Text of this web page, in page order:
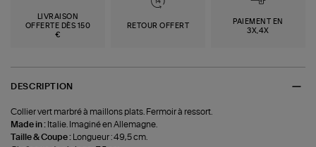
LIVRAISON
OFFERTE DÈS 150
€
RETOUR OFFERT
PAIEMENT EN
3X,4X
DESCRIPTION
Collier vert marbré à maillons plats. Fermoir à ressort.
Made in : Italie. Imaginé en Allemagne.
Taille & Coupe : Longueur : 49,5 cm.